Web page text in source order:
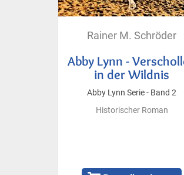
Rainer M. Schröder
Abby Lynn -
in der Wildnis
Abby Lynn Serie - Band 2
Historischer Roman